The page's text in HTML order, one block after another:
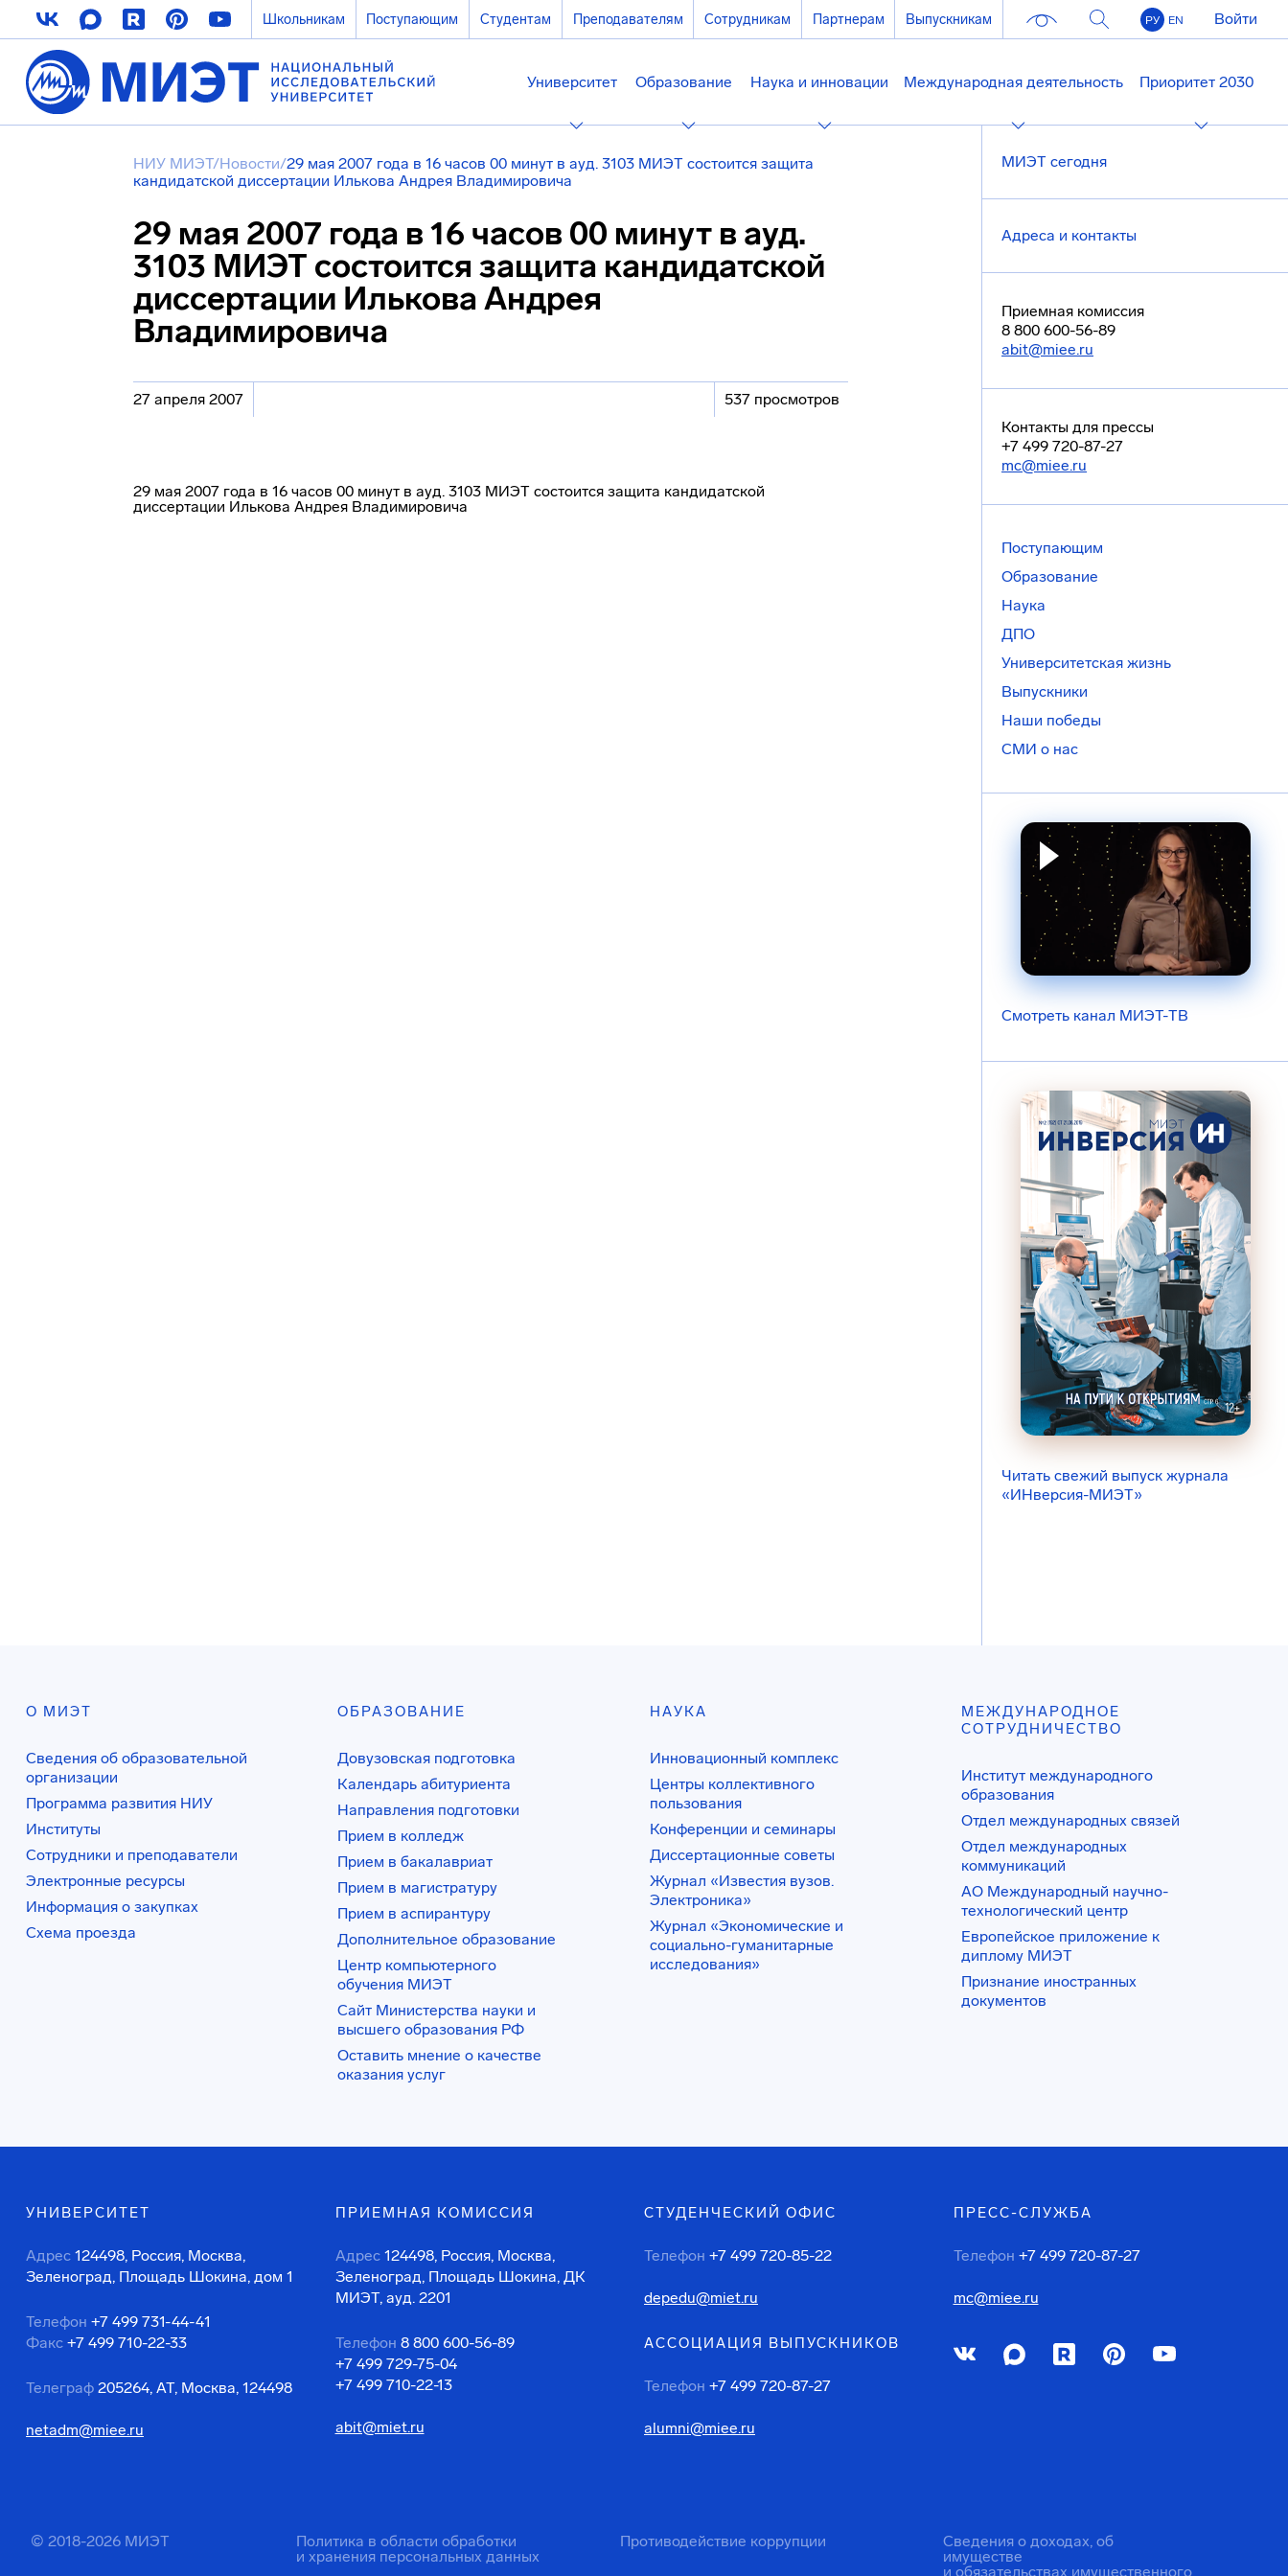
Школьникам Поступающим Студентам Преподавателям Сотрудникам Партнерам Выпускникам РУ EN Войти
Университет Образование Наука и инновации Международная деятельность Приоритет 2030
НИУ МИЭТ/Новости/29 мая 2007 года в 16 часов 00 минут в ауд. 3103 МИЭТ состоится защита
кандидатской диссертации Илькова Андрея Владимировича
29 мая 2007 года в 16 часов 00 минут в ауд.
3103 МИЭТ состоится защита кандидатской
диссертации Илькова Андрея
Владимировича
27 апреля 2007 537 просмотров
29 мая 2007 года в 16 часов 00 минут в ауд. 3103 МИЭТ состоится защита кандидатской
диссертации Илькова Андрея Владимировича
МИЭТ сегодня
Адреса и контакты
Приемная комиссия
8 800 600-56-89
abit@miee.ru
Контакты для прессы
+7 499 720-87-27
mc@miee.ru
Поступающим
Образование
Наука
ДПО
Университетская жизнь
Выпускники
Наши победы
СМИ о нас
Смотреть канал МИЭТ-ТВ
Читать свежий выпуск журнала
«ИНверсия-МИЭТ»
О МИЭТ
Сведения об образовательной
организации
Программа развития НИУ
Институты
Сотрудники и преподаватели
Электронные ресурсы
Информация о закупках
Схема проезда
ОБРАЗОВАНИЕ
Довузовская подготовка
Календарь абитуриента
Направления подготовки
Прием в колледж
Прием в бакалавриат
Прием в магистратуру
Прием в аспирантуру
Дополнительное образование
Центр компьютерного
обучения МИЭТ
Сайт Министерства науки и
высшего образования РФ
Оставить мнение о качестве
оказания услуг
НАУКА
Инновационный комплекс
Центры коллективного
пользования
Конференции и семинары
Диссертационные советы
Журнал «Известия вузов.
Электроника»
Журнал «Экономические и
социально-гуманитарные
исследования»
МЕЖДУНАРОДНОЕ
СОТРУДНИЧЕСТВО
Институт международного
образования
Отдел международных связей
Отдел международных
коммуникаций
АО Международный научно-
технологический центр
Европейское приложение к
диплому МИЭТ
Признание иностранных
документов
УНИВЕРСИТЕТ
Адрес 124498, Россия, Москва,
Зеленоград, Площадь Шокина, дом 1
Телефон +7 499 731-44-41
Факс +7 499 710-22-33
Телеграф 205264, АТ, Москва, 124498
netadm@miee.ru
ПРИЕМНАЯ КОМИССИЯ
Адрес 124498, Россия, Москва,
Зеленоград, Площадь Шокина, ДК
МИЭТ, ауд. 2201
Телефон 8 800 600-56-89
+7 499 729-75-04
+7 499 710-22-13
abit@miet.ru
СТУДЕНЧЕСКИЙ ОФИС
Телефон +7 499 720-85-22
depedu@miet.ru
АССОЦИАЦИЯ ВЫПУСКНИКОВ
Телефон +7 499 720-87-27
alumni@miee.ru
ПРЕСС-СЛУЖБА
Телефон +7 499 720-87-27
mc@miee.ru
© 2018-2026 МИЭТ
Политика в области обработки
и хранения персональных данных
Противодействие коррупции
Сведения о доходах, об
имуществе
и обязательствах имущественного